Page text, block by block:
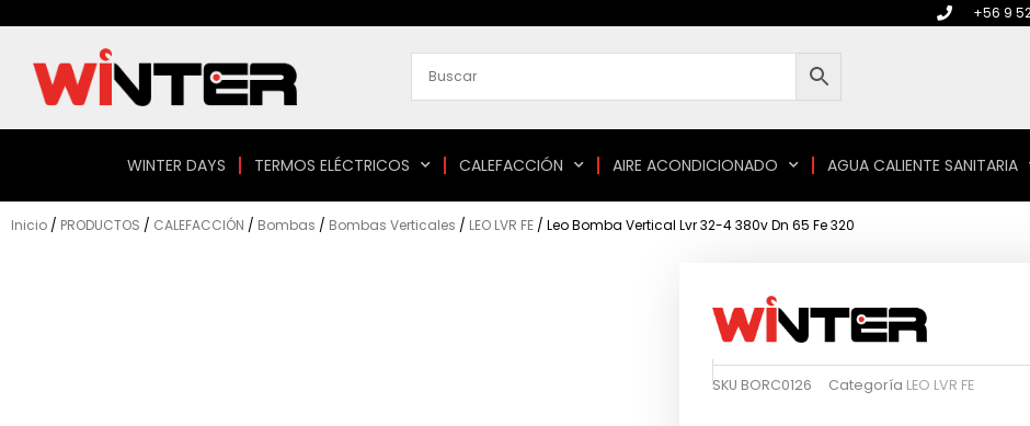
contenido
+56 9
WINTER DAYS TERMOS ELÉCTRICOS CALEFACCIÓN AIRE ACONDICIONADO AGUA CALIENTE SANITARIA
Inicio / PRODUCTOS / CALEFACCIÓN / Bombas / Bombas Verticales / LEO LVR FE / Leo Bomba Vertical Lvr 32-4 380v Dn 65 Fe 320
SKU BORC0126 Categoría LEO LVR FE